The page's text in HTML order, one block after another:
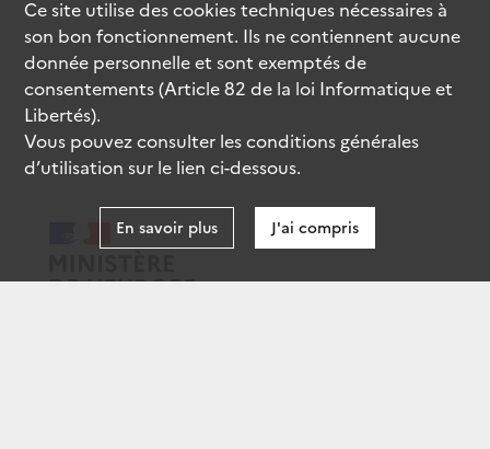
Ce site utilise descookiestechniques nécessaires à
son bon fonctionnement. Ils ne contiennent aucune
donnée personnelle et sont exemptés de
consentements (Article 82 de la loi Informatique et
Libertés).
Vous pouvez consulter les conditions générales
d’utilisation sur le lien ci-dessous.
En savoir plus J'ai compris